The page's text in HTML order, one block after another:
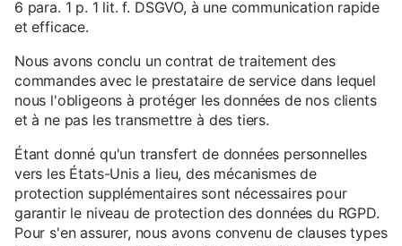
6 para. 1 p. 1 lit. f. DSGVO, à une communication rapide
et efficace.
Nous avons conclu un contrat de traitement des
commandes avec le prestataire de service dans lequel
nous l'obligeons à protéger les données de nos clients
et à ne pas les transmettre à des tiers.
Étant donné qu'un transfert de données personnelles
vers les États-Unis a lieu, des mécanismes de
protection supplémentaires sont nécessaires pour
garantir le niveau de protection des données du RGPD.
Pour s'en assurer, nous avons convenu de clauses types